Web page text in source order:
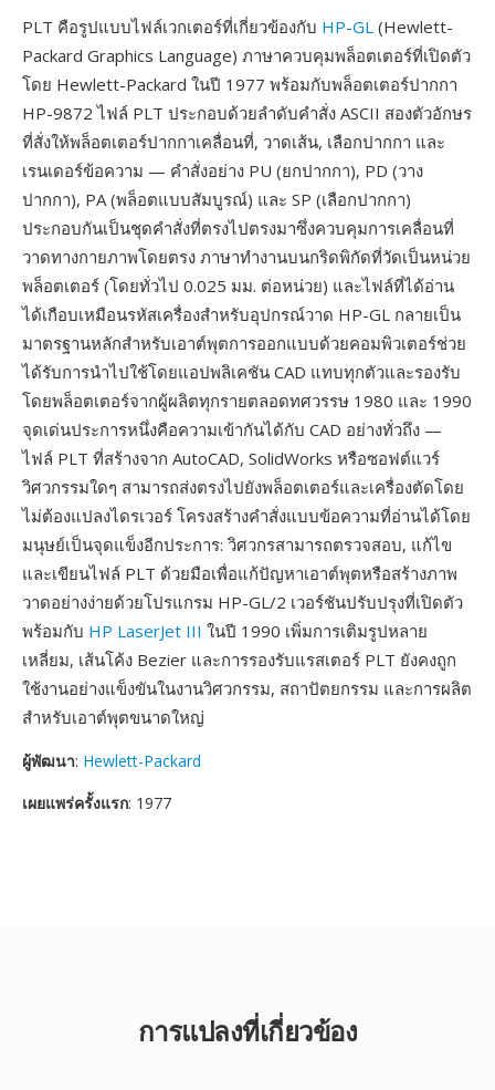
PLT คือรูปแบบไฟล์เวกเตอร์ที่เกี่ยวข้องกับ HP-GL (Hewlett-
Packard Graphics Language) ภาษาควบคุมพล็อตเตอร์ที่เปิดตัว
โดย Hewlett-Packard ในปี 1977 พร้อมกับพล็อตเตอร์ปากกา
HP-9872 ไฟล์ PLT ประกอบด้วยลำดับคำสั่ง ASCII สองตัวอักษร
ที่สั่งให้พล็อตเตอร์ปากกาเคลื่อนที่, วาดเส้น, เลือกปากกา และ
เรนเดอร์ข้อความ — คำสั่งอย่าง PU (ยกปากกา), PD (วาง
ปากกา), PA (พล็อตแบบสัมบูรณ์) และ SP (เลือกปากกา)
ประกอบกันเป็นชุดคำสั่งที่ตรงไปตรงมาซึ่งควบคุมการเคลื่อนที่
วาดทางกายภาพโดยตรง ภาษาทำงานบนกริดพิกัดที่วัดเป็นหน่วย
พล็อตเตอร์ (โดยทั่วไป 0.025 มม. ต่อหน่วย) และไฟล์ที่ได้อ่าน
ได้เกือบเหมือนรหัสเครื่องสำหรับอุปกรณ์วาด HP-GL กลายเป็น
มาตรฐานหลักสำหรับเอาต์พุตการออกแบบด้วยคอมพิวเตอร์ช่วย
ได้รับการนำไปใช้โดยแอปพลิเคชัน CAD แทบทุกตัวและรองรับ
โดยพล็อตเตอร์จากผู้ผลิตทุกรายตลอดทศวรรษ 1980 และ 1990
จุดเด่นประการหนึ่งคือความเข้ากันได้กับ CAD อย่างทั่วถึง —
ไฟล์ PLT ที่สร้างจาก AutoCAD, SolidWorks หรือซอฟต์แวร์
วิศวกรรมใดๆ สามารถส่งตรงไปยังพล็อตเตอร์และเครื่องตัดโดย
ไม่ต้องแปลงไดรเวอร์ โครงสร้างคำสั่งแบบข้อความที่อ่านได้โดย
มนุษย์เป็นจุดแข็งอีกประการ: วิศวกรสามารถตรวจสอบ, แก้ไข
และเขียนไฟล์ PLT ด้วยมือเพื่อแก้ปัญหาเอาต์พุตหรือสร้างภาพ
วาดอย่างง่ายด้วยโปรแกรม HP-GL/2 เวอร์ชันปรับปรุงที่เปิดตัว
พร้อมกับ HP LaserJet III ในปี 1990 เพิ่มการเติมรูปหลาย
เหลี่ยม, เส้นโค้ง Bezier และการรองรับแรสเตอร์ PLT ยังคงถูก
ใช้งานอย่างแข็งขันในงานวิศวกรรม, สถาปัตยกรรม และการผลิต
สำหรับเอาต์พุตขนาดใหญ่
ผู้พัฒนา: Hewlett-Packard
เผยแพร่ครั้งแรก: 1977
การแปลงที่เกี่ยวข้อง